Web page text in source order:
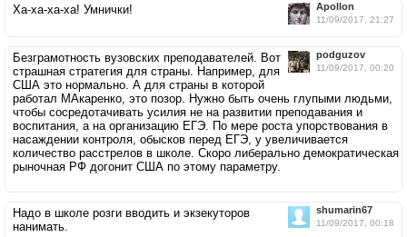
Apollon
11/09/2017, 21:27
Ха-ха-ха-ха! Умнички!
podguzov
11/09/2017, 00:20
Безграмотность вузовских преподавателей. Вот
страшная стратегия для страны. Например, для
США это нормально. А для страны в которой
работал МАкаренко, это позор. Нужно быть очень глупыми людьми,
чтобы сосредотачивать усилия не на развитии преподавания и
воспитания, а на организацию ЕГЭ. По мере роста упорствования в
насаждении контроля, обысков перед ЕГЭ, у увеличивается
количество расстрелов в школе. Скоро либерально демократическая
рыночная РФ догонит США по этому параметру.
shumarin67
11/09/2017, 00:18
Надо в школе розги вводить и экзекуторов
нанимать.